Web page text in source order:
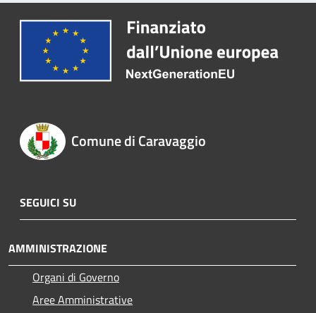
Comune di Caravaggio
SEGUICI SU
AMMINISTRAZIONE
Organi di Governo
Aree Amministrative